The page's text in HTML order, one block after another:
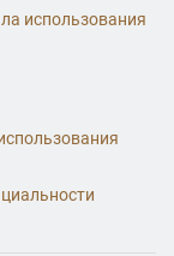
использования